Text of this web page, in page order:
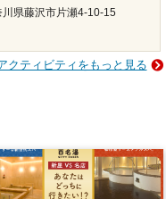
川県藤沢市片瀬4-10-15
クティビティをもっと見る